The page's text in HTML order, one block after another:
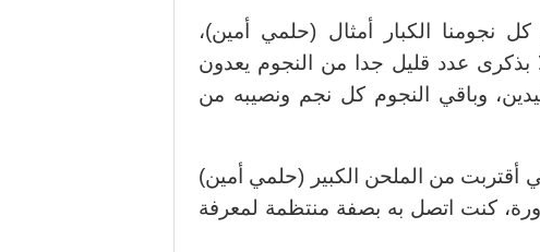
نجومنا الكبار أمثال (حلمي أمين)،
بذكرى عدد قليل جدا من النجوم يعدون
وباقي النجوم كل نجم ونصيبه من
من الملحن الكبير (حلمي أمين)
كنت اتصل به بصفة منتظمة لمعرفة